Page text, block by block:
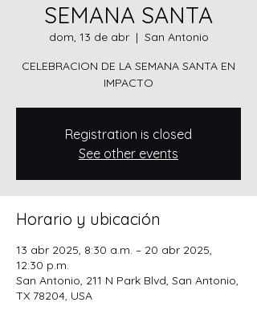
SEMANA SANTA
dom, 13 de abr
  |
San Antonio
CELEBRACION DE LA SEMANA SANTA EN
IMPACTO
Registration is closed
See other events
Horario y ubicación
13 abr 2025, 8:30 a.m. – 20 abr 2025,
12:30 p.m.
San Antonio, 211 N Park Blvd, San Antonio,
TX 78204, USA